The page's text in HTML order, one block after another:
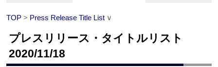
TOP > Press Release Title List ∨
プレスリリース・タイトルリスト
2020/11/18